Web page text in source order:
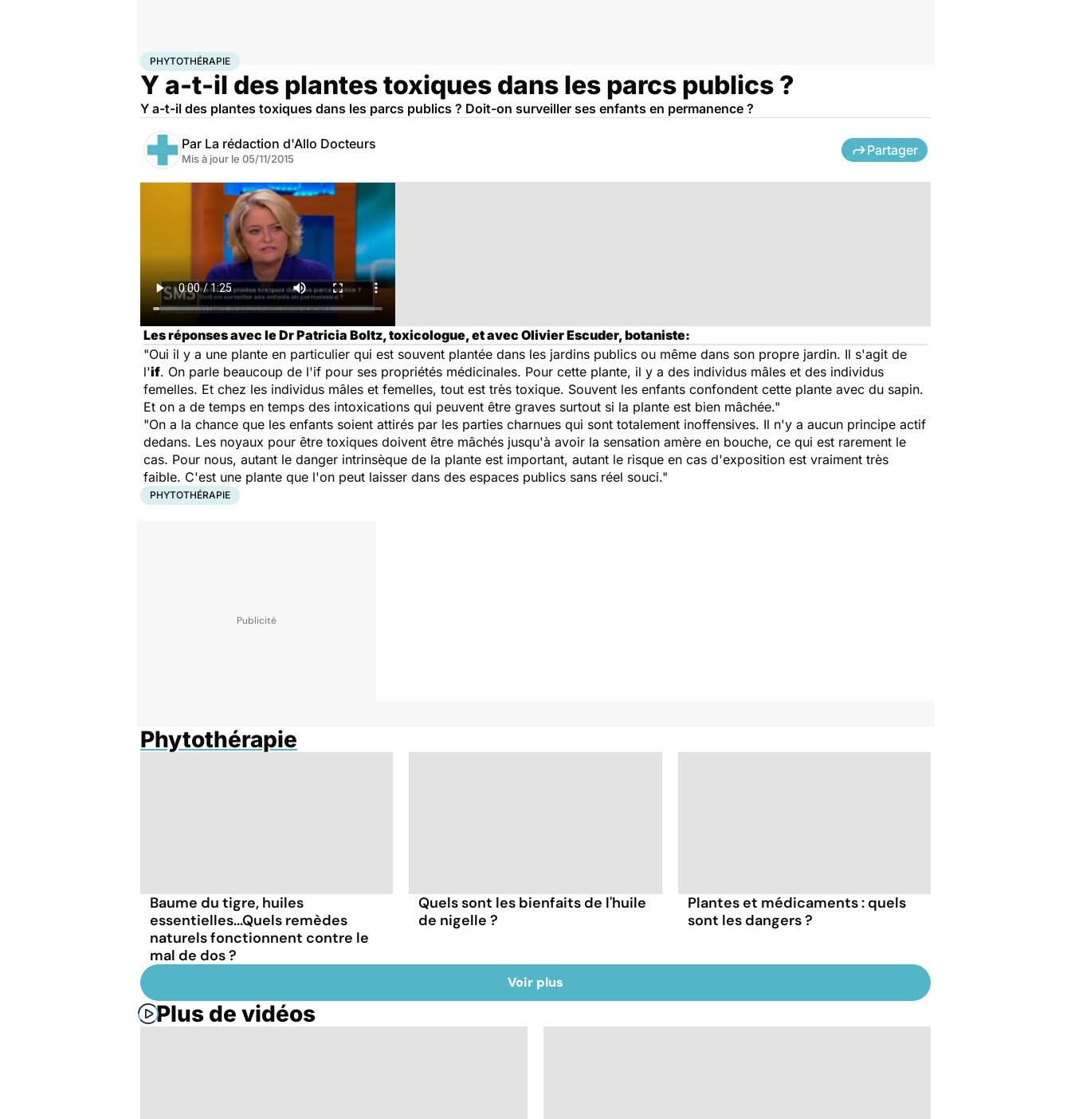
AccueilBien-êtrePhytothérapie
PHYTOTHÉRAPIE
Y a-t-il des plantes toxiques dans les parcs publics ?
Y a-t-il des plantes toxiques dans les parcs publics ? Doit-on surveiller ses enfants en permanence ?
Par La rédaction d'Allo Docteurs
Mis à jour le 05/11/2015
Partager
Les réponses avec le Dr Patricia Boltz, toxicologue, et avec Olivier Escuder, botaniste:
"Oui il y a une plante en particulier qui est souvent plantée dans les jardins publics ou même dans son propre jardin. Il s'agit de
l'if. On parle beaucoup de l'if pour ses propriétés médicinales. Pour cette plante, il y a des individus mâles et des individus
femelles. Et chez les individus mâles et femelles, tout est très toxique. Souvent les enfants confondent cette plante avec du sapin.
Et on a de temps en temps des intoxications qui peuvent être graves surtout si la plante est bien mâchée."
"On a la chance que les enfants soient attirés par les parties charnues qui sont totalement inoffensives. Il n'y a aucun principe actif
dedans. Les noyaux pour être toxiques doivent être mâchés jusqu'à avoir la sensation amère en bouche, ce qui est rarement le
cas. Pour nous, autant le danger intrinsèque de la plante est important, autant le risque en cas d'exposition est vraiment très
faible. C'est une plante que l'on peut laisser dans des espaces publics sans réel souci."
PHYTOTHÉRAPIE
Phytothérapie
Baume du tigre, huiles
essentielles...Quels remèdes
naturels fonctionnent contre le
mal de dos ?
Quels sont les bienfaits de l'huile
de nigelle ?
Plantes et médicaments : quels
sont les dangers ?
Voir plus
Plus de vidéos